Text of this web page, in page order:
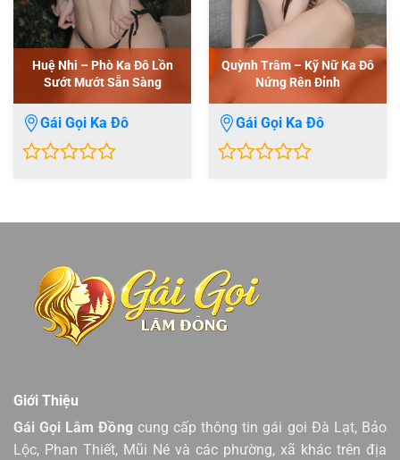
Huệ Nhi – Phò Ka Đô Lồn
Sướt Mướt Sẵn Sàng
Gái Gọi Ka Đô
Quỳnh Trâm – Kỹ Nữ Ka Đô
Nứng Rên Đỉnh
Gái Gọi Ka Đô
Giới Thiệu
Gái Gọi Lâm Đồng cung cấp thông tin gái goi Đà Lạt, Bảo
Lộc, Phan Thiết, Mũi Né và các phường, xã khác trên địa